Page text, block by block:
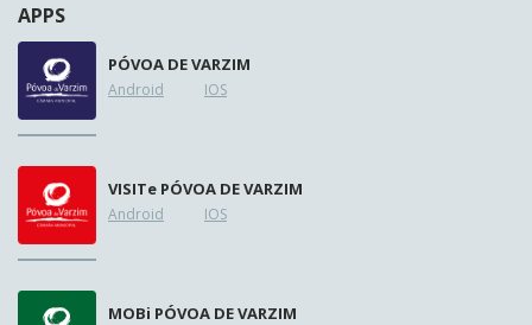
APPS
PÓVOA DE VARZIM
Android IOS
VISITe PÓVOA DE VARZIM
Android IOS
MOBi PÓVOA DE VARZIM